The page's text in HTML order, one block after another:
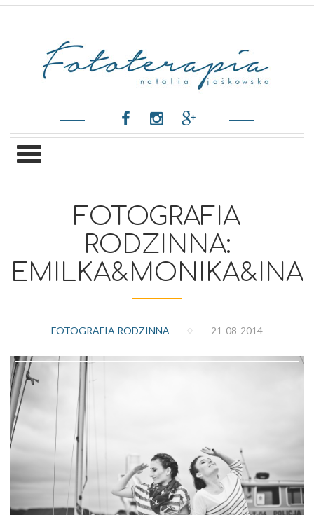
FOTOGRAFIA
RODZINNA:
EMILKA&MONIKA&INA
FOTOGRAFIA RODZINNA 21-08-2014